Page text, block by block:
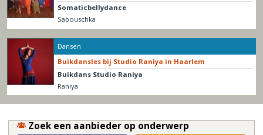
Somaticbellydance
Sabouschka
Dansen
Buikdansles bij Studio Raniya in Haarlem
Buikdans Studio Raniya
Raniya
Zoek een aanbieder op onderwerp